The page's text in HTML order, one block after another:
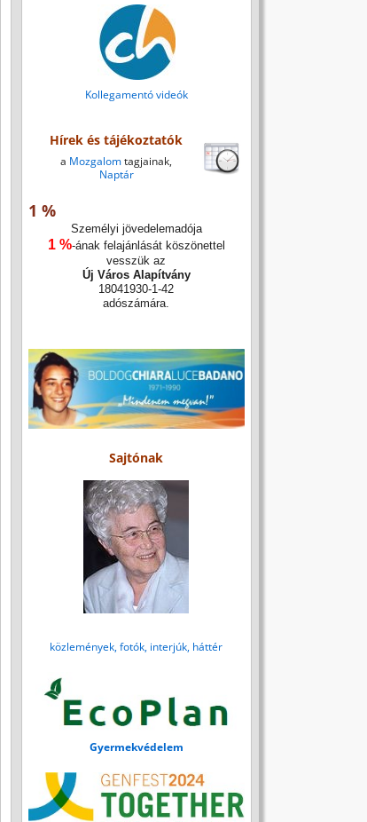
Kollegamentó videók
Hírek és tájékoztatók
a Mozgalomtagjainak,
Naptár
1 %
Személyi jövedelemadója
1 %-ának felajánlását köszönettel
vesszük az
Új Város Alapítvány
18041930-1-42
adószámára.
Sajtónak
közlemények, fotók, interjúk, háttér
Gyermekvédelem